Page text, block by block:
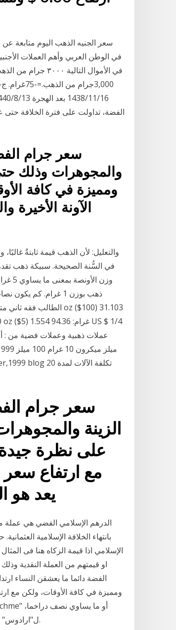
سعر جرام
والمجوهرات وذلك
ومميزة في كافة
الآونة
والتعليل: لأن الذهب قيمة ثابتةٌ
سعر جرام
الزينة
على نظرة
مع ارتفاع سعر
يعد هو
الفضة دائما ما يعشقن النساء
ومميزة في كافة الأوقات، ولكن مع
ل"ارادوس" برأس "تيش". سنة ١٢٠ قبل المسيح. مجموعة خاصَّة. الوزن: 2.8 غرام.